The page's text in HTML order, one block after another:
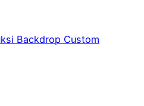
Backdrop Custom